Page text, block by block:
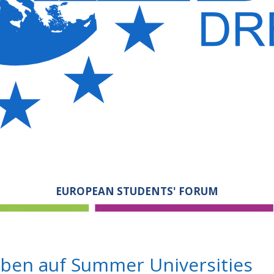
EUROPEAN STUDENTS' FORUM
auf Summer Universities